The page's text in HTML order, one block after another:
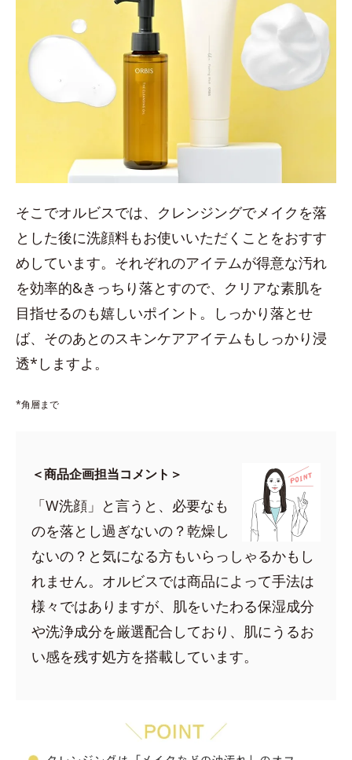
そこでオルビスでは、クレンジングでメイクを落
とした後に洗顔料もお使いいただくことをおすす
めしています。それぞれのアイテムが得意な汚れ
を効率的&きっちり落とすので、クリアな素肌を
目指せるのも嬉しいポイント。しっかり落とせ
ば、そのあとのスキンケアアイテムもしっかり浸
透*しますよ。
*角層まで
＜商品企画担当コメント＞
「W洗顔」と言うと、必要なも
のを落とし過ぎないの？乾燥し
ないの？と気になる方もいらっしゃるかもし
れません。オルビスでは商品によって手法は
様々ではありますが、肌をいたわる保湿成分
や洗浄成分を厳選配合しており、肌にうるお
い感を残す処方を搭載しています。